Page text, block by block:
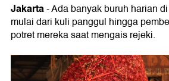
Jakarta- Ada banyak buruh harian
mulai dari kuli panggul hingga
potret mereka saat mengais rejeki.